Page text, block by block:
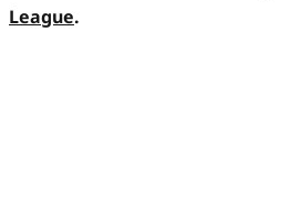
League.